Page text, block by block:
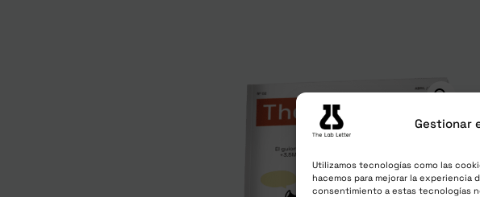
Gestionar
Utilizamos tecnologías como las
hacemos para mejorar la experiencia
consentimiento a estas tecnologías